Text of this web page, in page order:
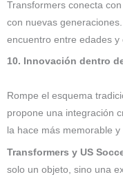
Transformers conecta
con nuevas
encuentro entre edades y
10. Innovación dentro
Rompe el esquema
propone una integración
la hace más memorable
Transformers y US
solo un objeto, sino una